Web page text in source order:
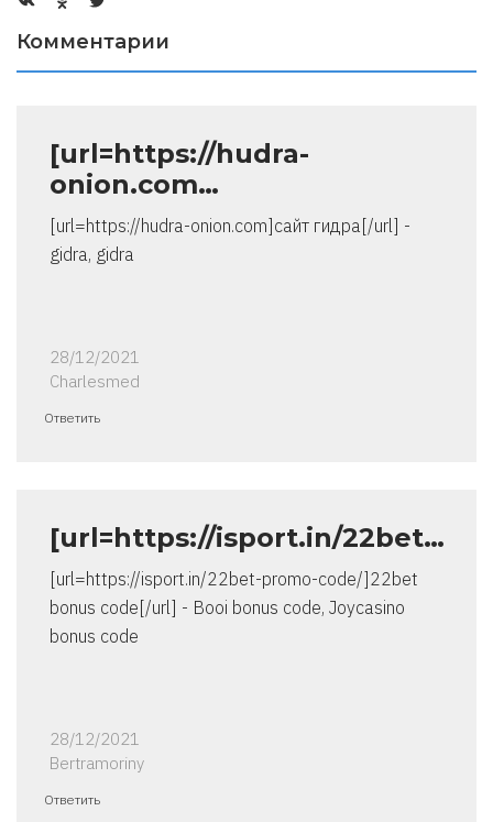
Комментарии
[url=https://hudra-
onion.com…
[url=https://hudra-onion.com]сайт гидра[/url] -
gidra, gidra
28/12/2021
Charlesmed
Ответить
[url=https://isport.in/22bet…
[url=https://isport.in/22bet-promo-code/]22bet
bonus code[/url] - Booi bonus code, Joycasino
bonus code
28/12/2021
Bertramoriny
Ответить